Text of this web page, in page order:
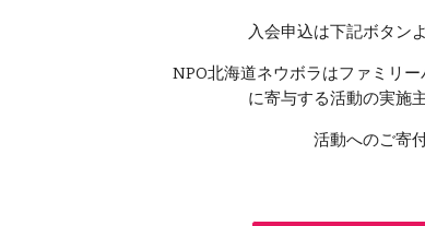
入会申込は下記ボタン
NPO北海道ネウボラはファミリ
に寄与する活動の実施
活動へのご寄